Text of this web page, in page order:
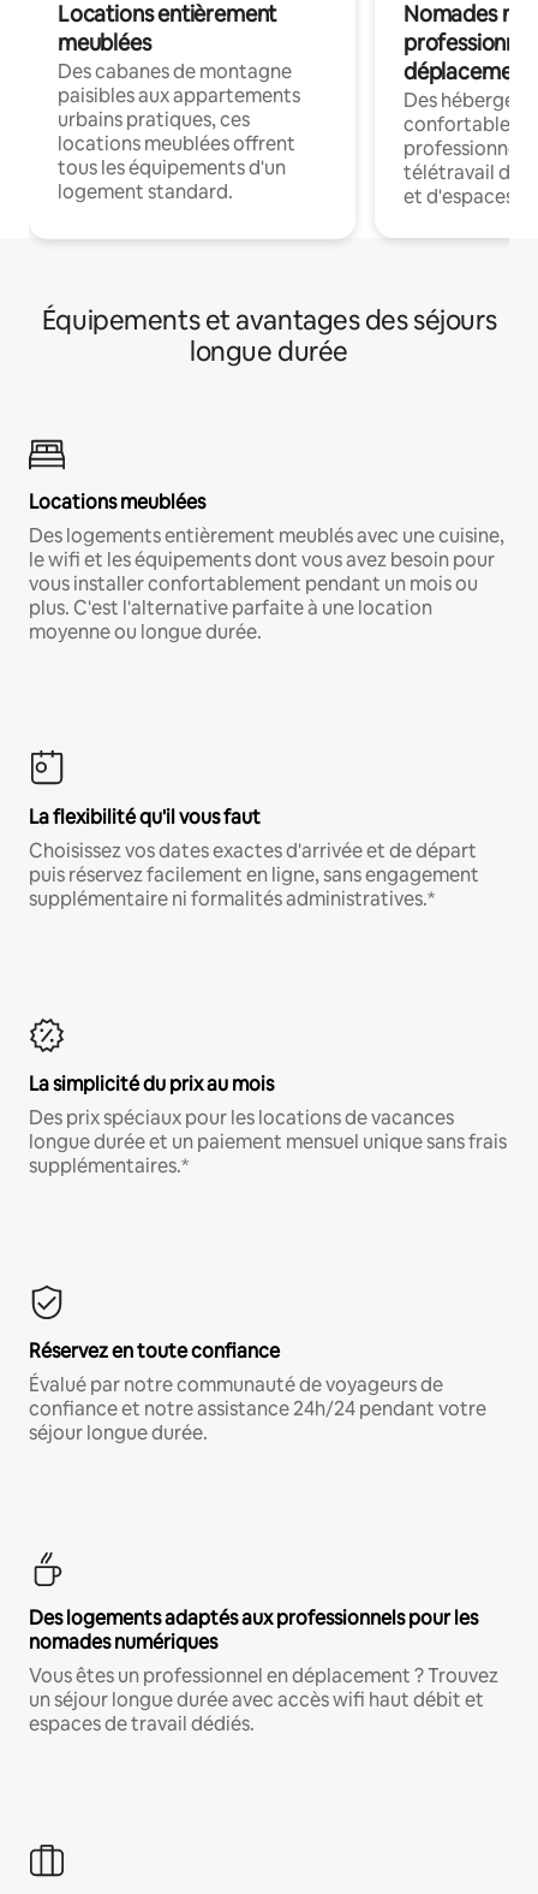
Locations entièrement
meublées
Des cabanes de montagne
paisibles aux appartements
urbains pratiques, ces
locations meublées offrent
tous les équipements d'un
logement standard.
Nomades
déplacement
Des
confortables
professionnels
télétravail
et d'espaces
Équipements et avantages des séjours
longue durée
Locations meublées
Des logements entièrement meublés avec une cuisine,
le wifi et les équipements dont vous avez besoin pour
vous installer confortablement pendant un mois ou
plus. C'est l'alternative parfaite à une location
moyenne ou longue durée.
La flexibilité qu'il vous faut
Choisissez vos dates exactes d'arrivée et de départ
puis réservez facilement en ligne, sans engagement
supplémentaire ni formalités administratives.*
La simplicité du prix au mois
Des prix spéciaux pour les locations de vacances
longue durée et un paiement mensuel unique sans frais
supplémentaires.*
Réservez en toute confiance
Évalué par notre communauté de voyageurs de
confiance et notre assistance 24h/24 pendant votre
séjour longue durée.
Des logements adaptés aux professionnels pour les
nomades numériques
Vous êtes un professionnel en déplacement ? Trouvez
un séjour longue durée avec accès wifi haut débit et
espaces de travail dédiés.